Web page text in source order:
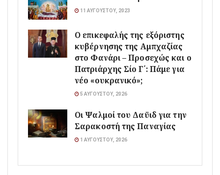
11 ΑΥΓΟΎΣΤΟΥ, 2023
Ο επικεφαλής της εξόριστης
κυβέρνησης της Αμπχαζίας
στο Φανάρι – Προσεχώς και ο
Πατριάρχης Σίο Γ΄: Πάμε για
νέο «ουκρανικό»;
5 ΑΥΓΟΎΣΤΟΥ, 2026
Οι Ψαλμοί του Δαϋιδ για την
Σαρακοστή της Παναγίας
1 ΑΥΓΟΎΣΤΟΥ, 2026